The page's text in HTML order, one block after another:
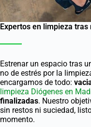
Expertos en limpieza
Estrenar un espacio tras
no de estrés por la
encargamos de todo:
limpieza Diógenes en
finalizadas. Nuestro
sin restos ni suciedad,
momento.